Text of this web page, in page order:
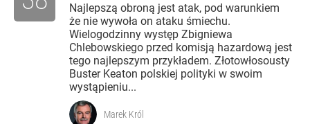
Najlepszą obroną jest atak, pod warunkiem
że nie wywoła on ataku śmiechu.
Wielogodzinny występ Zbigniewa
Chlebowskiego przed komisją hazardową jest
tego najlepszym przykładem. Złotowłosousty
Buster Keaton polskiej polityki w swoim
wystąpieniu...
Marek Król